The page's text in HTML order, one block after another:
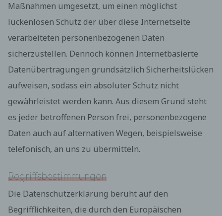
Maßnahmen umgesetzt, um einen möglichst
lückenlosen Schutz der über diese Internetseite
verarbeiteten personenbezogenen Daten
sicherzustellen. Dennoch können Internetbasierte
Datenübertragungen grundsätzlich Sicherheitslücken
aufweisen, sodass ein absoluter Schutz nicht
gewährleistet werden kann. Aus diesem Grund steht
es jeder betroffenen Person frei, personenbezogene
Daten auch auf alternativen Wegen, beispielsweise
telefonisch, an uns zu übermitteln.
Begriffsbestimmungen
Die Datenschutzerklärung beruht auf den
Begrifflichkeiten, die durch den Europäischen